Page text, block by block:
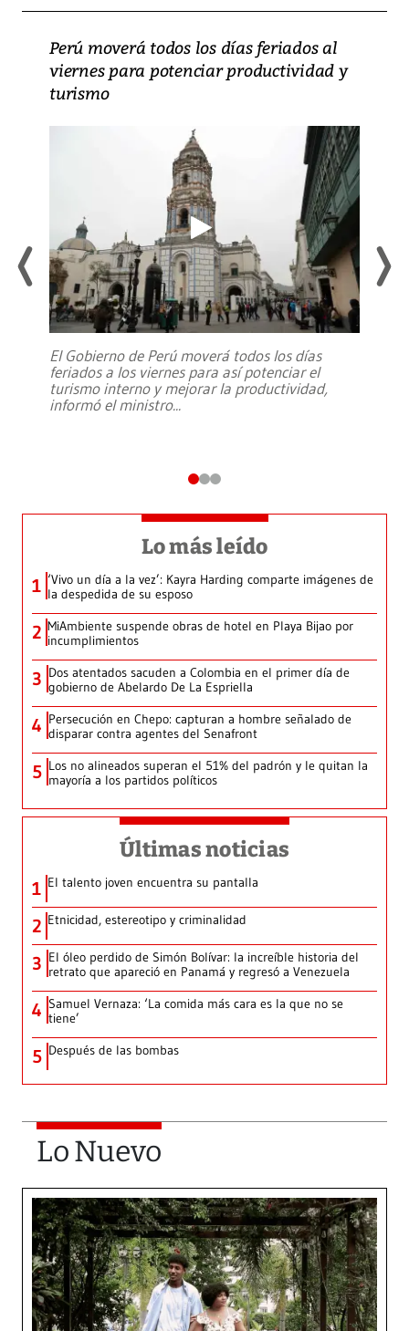
Perú moverá todos los días feriados al
viernes para potenciar productividad y
turismo
El Gobierno de Perú moverá todos los días
feriados a los viernes para así potenciar el
turismo interno y mejorar la productividad,
informó el ministro...
Lo más leído
1 ‘Vivo un día a la vez’: Kayra Harding comparte imágenes de
la despedida de su esposo
2 MiAmbiente suspende obras de hotel en Playa Bijao por
incumplimientos
3 Dos atentados sacuden a Colombia en el primer día de
gobierno de Abelardo De La Espriella
4 Persecución en Chepo: capturan a hombre señalado de
disparar contra agentes del Senafront
5 Los no alineados superan el 51% del padrón y le quitan la
mayoría a los partidos políticos
Últimas noticias
1 El talento joven encuentra su pantalla​
2 Etnicidad, estereotipo y criminalidad
3 El óleo perdido de Simón Bolívar: la increíble historia del
retrato que apareció en Panamá y regresó a Venezuela
4 Samuel Vernaza: ‘La comida más cara es la que no se
tiene’
5 Después de las bombas
Lo Nuevo